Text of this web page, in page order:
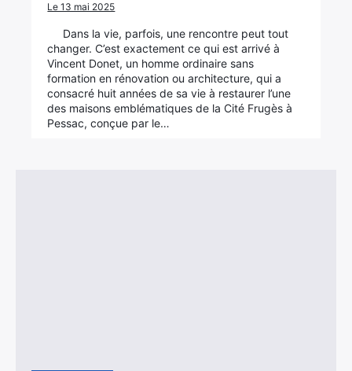
Le 13 mai 2025
Dans la vie, parfois, une rencontre peut tout
changer. C’est exactement ce qui est arrivé à
Vincent Donet, un homme ordinaire sans
formation en rénovation ou architecture, qui a
consacré huit années de sa vie à restaurer l’une
des maisons emblématiques de la Cité Frugès à
Pessac, conçue par le…